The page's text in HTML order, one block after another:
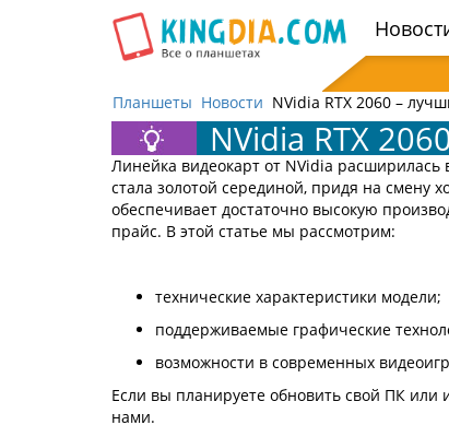
навигацию
Планшеты Новости NVidia RTX 2060 –
NVidia RTX
Линейка видеокарт от NVidia расширилась
стала золотой серединой, придя на смену
обеспечивает достаточно высокую
прайс. В этой статье мы рассмотрим:
технические характеристики модели;
поддерживаемые графические
возможности в современных
Если вы планируете обновить свой ПК или
нами.